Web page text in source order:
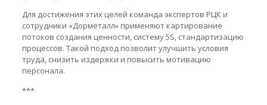
Для достижения этих целей команда экспертов РЦК и
сотрудники «Дорметалл» применяют картирование
потоков создания ценности, систему 5S, стандартизацию
процессов. Такой подход позволит улучшить условия
труда, снизить издержки и повысить мотивацию
персонала.
***